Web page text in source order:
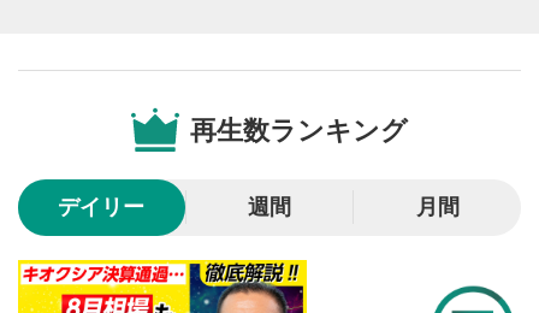
再生/一時停止
動画を再生または一時停止します。
10秒戻し/10秒送り
10秒、動画を巻き戻し/早送りします。
シークバー
再生位置を示しています。再生したい位置をクリック
するとその位置から動画が再生されます。
再生数ランキング
デイリー 週間 月間